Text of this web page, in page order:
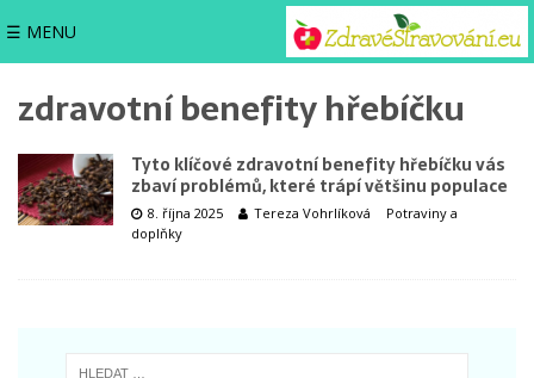
☰ MENU
zdravotní benefity hřebíčku
Tyto klíčové zdravotní benefity hřebíčku vás
zbaví problémů, které trápí většinu populace
8. října 2025 Tereza Vohrlíková
Potraviny a
doplňky